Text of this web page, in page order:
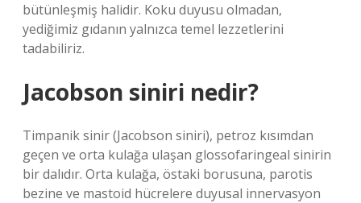
bütünleşmiş halidir. Koku duyusu olmadan,
yediğimiz gıdanın yalnızca temel lezzetlerini
tadabiliriz.
Jacobson siniri nedir?
Timpanik sinir (Jacobson siniri), petroz kısımdan
geçen ve orta kulağa ulaşan glossofaringeal sinirin
bir dalıdır. Orta kulağa, östaki borusuna, parotis
bezine ve mastoid hücrelere duyusal innervasyon